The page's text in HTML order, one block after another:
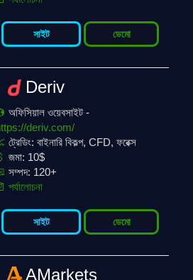
সাইট ডেমো
Deriv
অফিসিয়াল ওয়েবসাইট -
deriv.com/
ট্রেডিং: বাইনারি বিকল্প, CFD, ফরেক্স
জমা: 10$
সম্পদ: 120+
পর্যালোচনা
সাইট ডেমো
AMarkets